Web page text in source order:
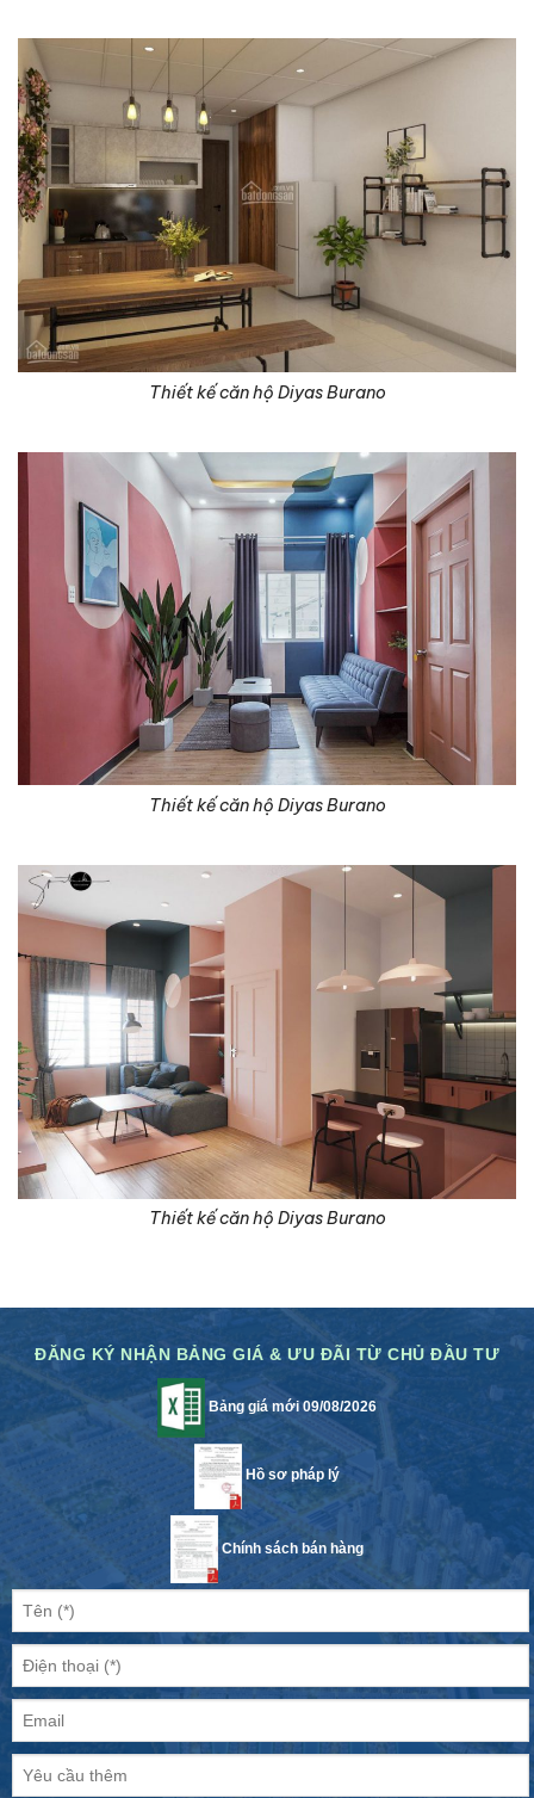
Thiết kế căn hộ Diyas Burano
Thiết kế căn hộ Diyas Burano
Thiết kế căn hộ Diyas Burano
ĐĂNG KÝ NHẬN BẢNG GIÁ & ƯU ĐÃI TỪ CHỦ ĐẦU TƯ
Bảng giá mới 09/08/2026
Hồ sơ pháp lý
Chính sách bán hàng